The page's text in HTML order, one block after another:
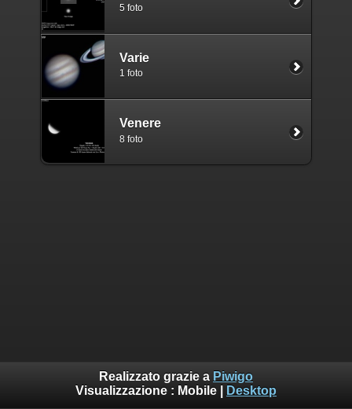
5 foto
Varie
1 foto
Venere
8 foto
Realizzato grazie a Piwigo
Visualizzazione : Mobile Desktop